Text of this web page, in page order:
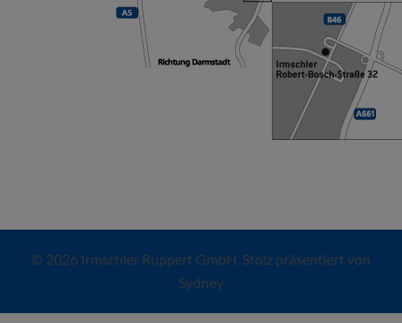
© 2026 Irmschler Ruppert GmbH. Stolz präsentiert von
Sydney